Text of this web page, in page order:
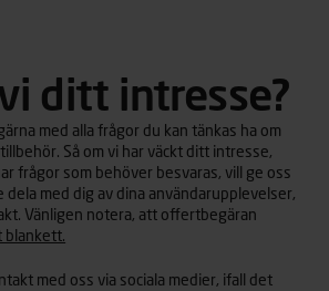
ditt intresse?
med alla frågor du kan tänkas ha om
Så om vi har väckt ditt intresse,
frågor som behöver besvaras, vill ge oss
dela med dig av dina användarupplevelser,
Vänligen notera, att offertbegäran
blankett.
med oss via sociala medier, ifall det